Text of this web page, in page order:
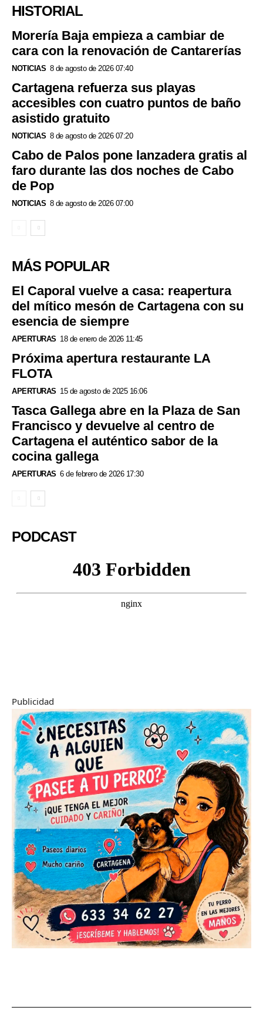
HISTORIAL
Morería Baja empieza a cambiar de
cara con la renovación de Cantarerías
NOTICIAS 8 de agosto de 2026 07:40
Cartagena refuerza sus playas
accesibles con cuatro puntos de baño
asistido gratuito
NOTICIAS 8 de agosto de 2026 07:20
Cabo de Palos pone lanzadera gratis al
faro durante las dos noches de Cabo
de Pop
NOTICIAS 8 de agosto de 2026 07:00
MÁS POPULAR
El Caporal vuelve a casa: reapertura
del mítico mesón de Cartagena con su
esencia de siempre
APERTURAS 18 de enero de 2026 11:45
Próxima apertura restaurante LA
FLOTA
APERTURAS 15 de agosto de 2025 16:06
Tasca Gallega abre en la Plaza de San
Francisco y devuelve al centro de
Cartagena el auténtico sabor de la
cocina gallega
APERTURAS 6 de febrero de 2026 17:30
PODCAST
Publicidad